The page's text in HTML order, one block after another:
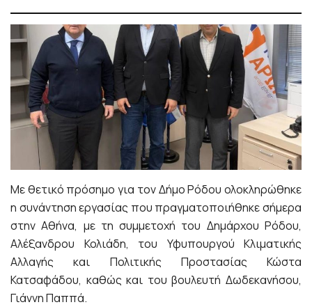
Με θετικό πρόσημο για τον Δήμο Ρόδου ολοκληρώθηκε
η συνάντηση εργασίας που πραγματοποιήθηκε σήμερα
στην Αθήνα, με τη συμμετοχή του Δημάρχου Ρόδου,
Αλέξανδρου Κολιάδη, του Υφυπουργού Κλιματικής
Αλλαγής και Πολιτικής Προστασίας Κώστα
Κατσαφάδου, καθώς και του βουλευτή Δωδεκανήσου,
Γιάννη Παππά.